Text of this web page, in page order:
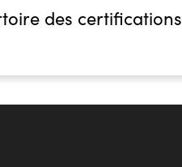
des certifications